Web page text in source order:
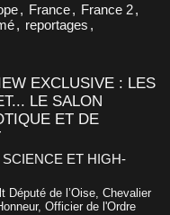
, France, France 2,
, reportages ,
EXCLUSIVE : LES
LE SALON
ET DE
SCIENCE ET HIGH-
Député de l’Oise, Chevalier
Officier de l'Ordre